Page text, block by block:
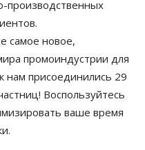
производственных
самое новое,
промоиндустрии для
нам присоединились 29
Воспользуйтесь
ваше время